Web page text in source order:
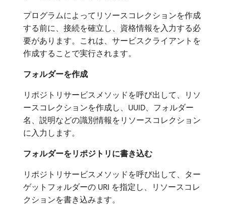
プログラムによってリソースコレクションを作成
する前に、接続を確立し、資格情報を入力する必
要があります。これは、サービスクライアントを
作成することで実行されます。
フォルダーを作成
リポジトリサービスメソッドを呼び出して、リソ
ースコレクションを作成し、UUID、フォルダー
名、説明などの識別情報をリソースコレクション
に入力します。
フォルダーをリポジトリに書き込む
リポジトリサービスメソッドを呼び出して、ター
ゲットフォルダーの URI を指定し、リソースコレ
クションを書き込みます。